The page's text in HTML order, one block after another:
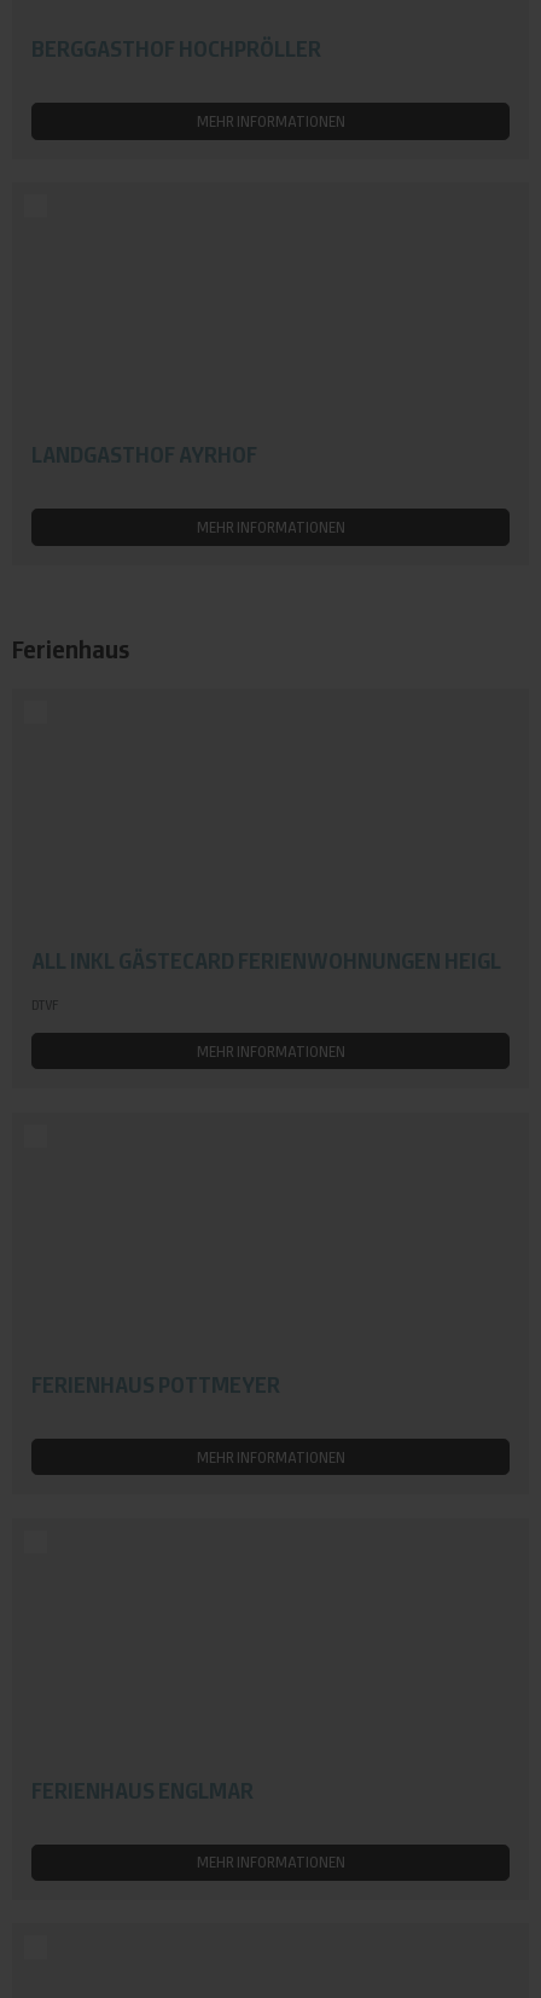
BERGGASTHOF HOCHPRÖLLER
MEHR INFORMATIONEN
LANDGASTHOF AYRHOF
MEHR INFORMATIONEN
Ferienhaus
ALL INKL GÄSTECARD FERIENWOHNUNGEN HEIGL
DTVF
MEHR INFORMATIONEN
FERIENHAUS POTTMEYER
MEHR INFORMATIONEN
FERIENHAUS ENGLMAR
MEHR INFORMATIONEN